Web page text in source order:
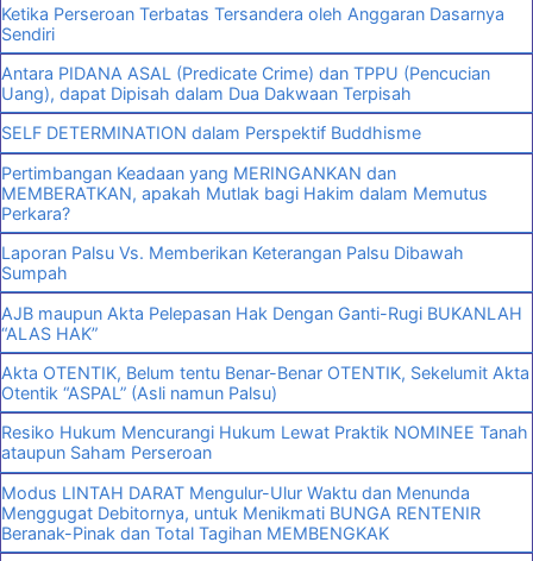
Ketika Perseroan Terbatas Tersandera oleh Anggaran Dasarnya
Sendiri
Antara PIDANA ASAL (Predicate Crime) dan TPPU (Pencucian
Uang), dapat Dipisah dalam Dua Dakwaan Terpisah
SELF DETERMINATION dalam Perspektif Buddhisme
Pertimbangan Keadaan yang MERINGANKAN dan
MEMBERATKAN, apakah Mutlak bagi Hakim dalam Memutus
Perkara?
Laporan Palsu Vs. Memberikan Keterangan Palsu Dibawah
Sumpah
AJB maupun Akta Pelepasan Hak Dengan Ganti-Rugi BUKANLAH
“ALAS HAK”
Akta OTENTIK, Belum tentu Benar-Benar OTENTIK, Sekelumit Akta
Otentik “ASPAL” (Asli namun Palsu)
Resiko Hukum Mencurangi Hukum Lewat Praktik NOMINEE Tanah
ataupun Saham Perseroan
Modus LINTAH DARAT Mengulur-Ulur Waktu dan Menunda
Menggugat Debitornya, untuk Menikmati BUNGA RENTENIR
Beranak-Pinak dan Total Tagihan MEMBENGKAK